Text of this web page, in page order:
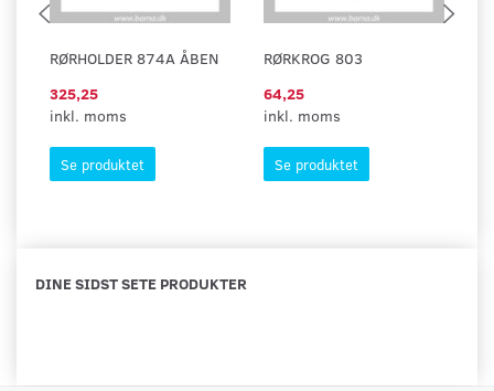
RØRHOLDER 874A ÅBEN
325,25
inkl. moms
Se produktet
RØRKROG 803
64,25
inkl. moms
Se produktet
DINE SIDST SETE PRODUKTER